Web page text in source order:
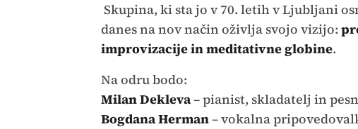
Skupina, ki sta jo v 70. letih v Ljubljani
danes na nov način oživlja svojo vizijo:
improvizacije in meditativne globine.
Na odru bodo:
Milan Dekleva– pianist, skladatelj in
Bogdana Herman– vokalna